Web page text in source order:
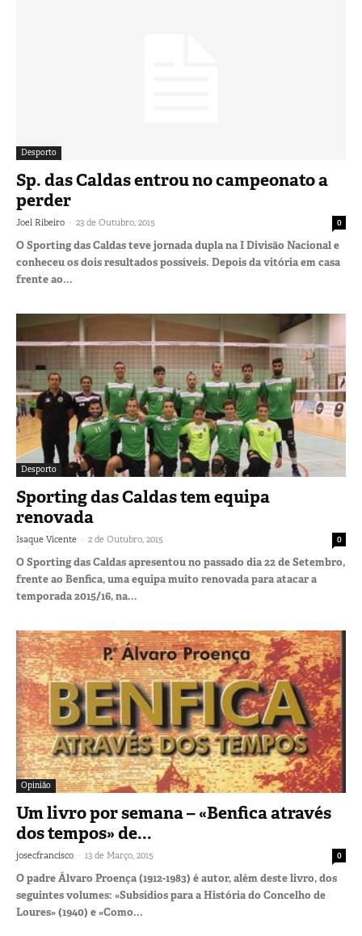
Desporto
Sp. das Caldas entrou no campeonato a
perder
Joel Ribeiro - 23 de Outubro, 2015 0
O Sporting das Caldas teve jornada dupla na I Divisão Nacional e
conheceu os dois resultados possíveis. Depois da vitória em casa
frente ao...
Desporto
Sporting das Caldas tem equipa
renovada
Isaque Vicente - 2 de Outubro, 2015 0
O Sporting das Caldas apresentou no passado dia 22 de Setembro,
frente ao Benfica, uma equipa muito renovada para atacar a
temporada 2015/16, na...
Opinião
Um livro por semana – «Benfica através
dos tempos» de...
josecfrancisco - 13 de Março, 2015 0
O padre Álvaro Proença (1912-1983) é autor, além deste livro, dos
seguintes volumes: «Subsídios para a História do Concelho de
Loures» (1940) e «Como...